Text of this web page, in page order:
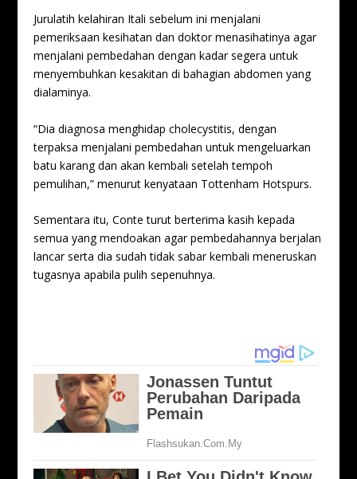
Jurulatih kelahiran Itali sebelum ini menjalani
pemeriksaan kesihatan dan doktor menasihatinya agar
menjalani pembedahan dengan kadar segera untuk
menyembuhkan kesakitan di bahagian abdomen yang
dialaminya.
“Dia diagnosa menghidap cholecystitis, dengan
terpaksa menjalani pembedahan untuk mengeluarkan
batu karang dan akan kembali setelah tempoh
pemulihan,” menurut kenyataan Tottenham Hotspurs.
Sementara itu, Conte turut berterima kasih kepada
semua yang mendoakan agar pembedahannya berjalan
lancar serta dia sudah tidak sabar kembali meneruskan
tugasnya apabila pulih sepenuhnya.